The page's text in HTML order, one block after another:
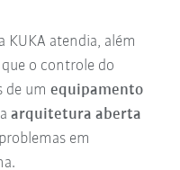
KUKA atendia, além
que o controle do
de umequipamento
arquitetura aberta
em